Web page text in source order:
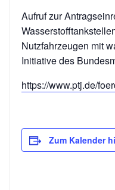
Aufruf zur
Nutzfahrzeugen mit
Initiative des
https://www.ptj.de/
Zum Kalender